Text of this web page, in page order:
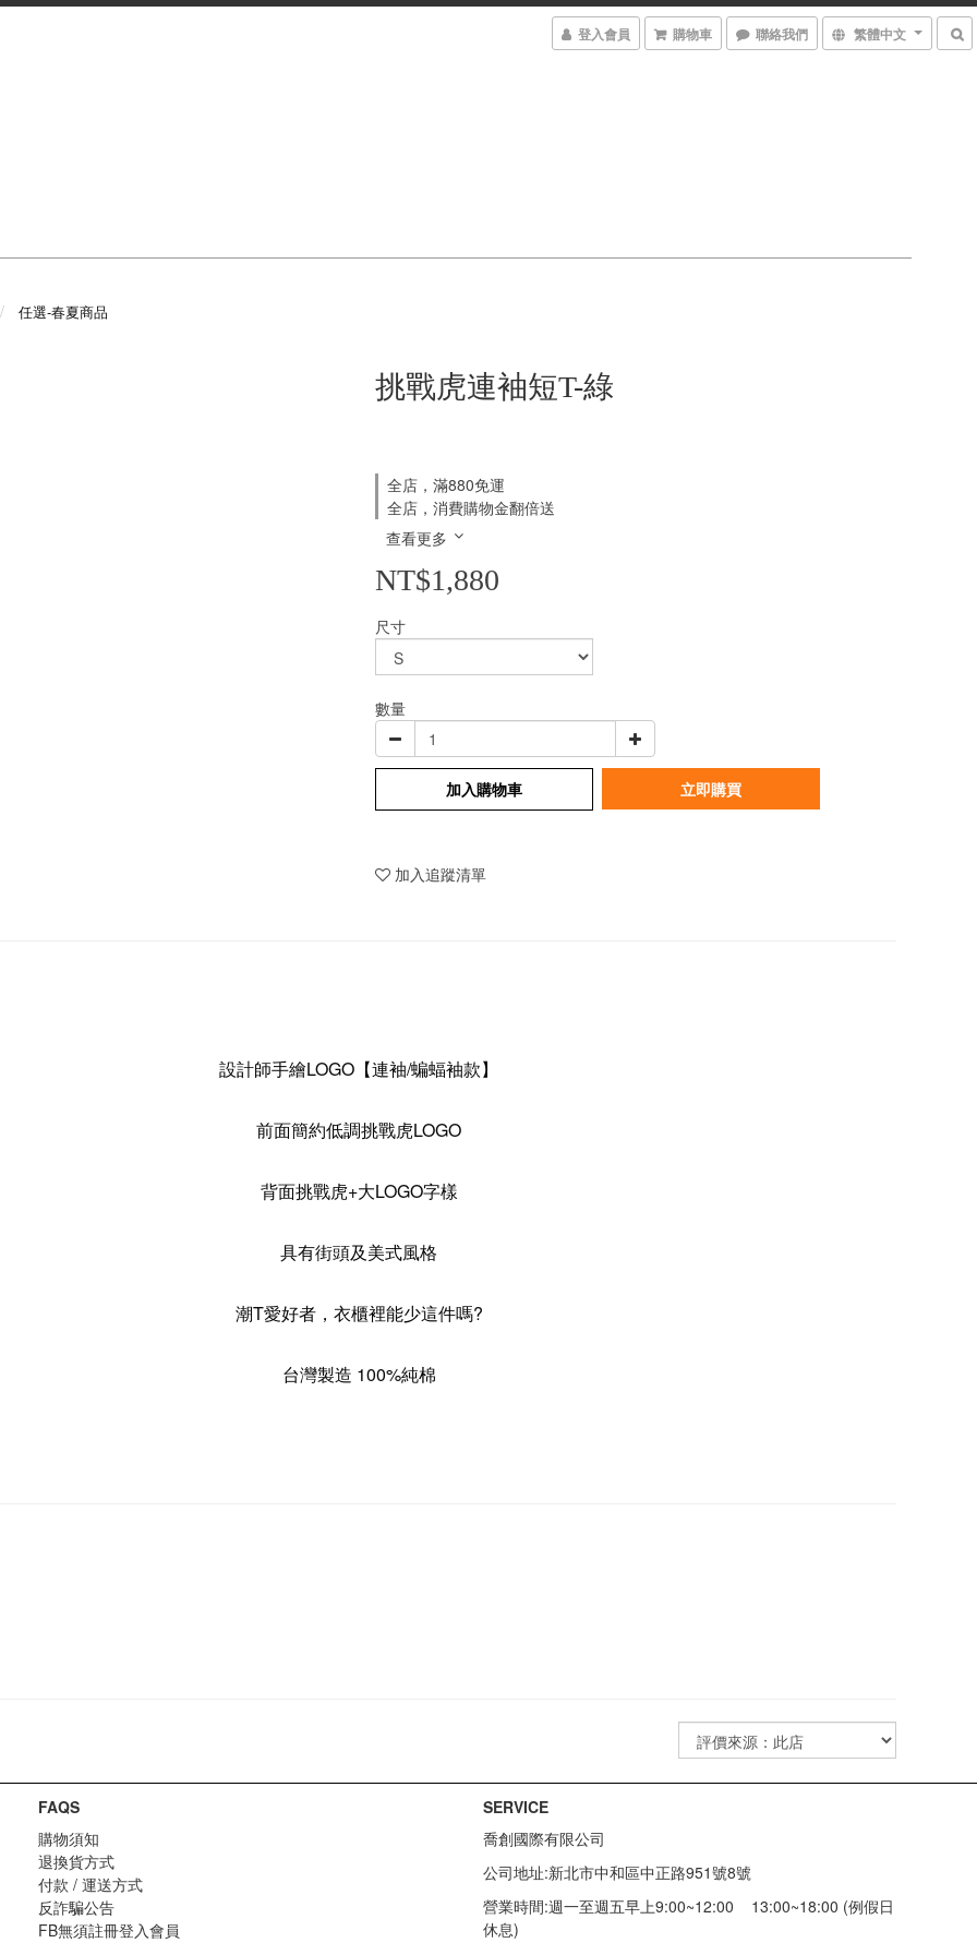
登入會員 購物車 聯絡我們 繁體中文
任選-春夏商品
挑戰虎連袖短T-綠
全店，滿880免運
全店，消費購物金翻倍送
查看更多
NT$1,880
尺寸
數量
加入購物車 立即購買
加入追蹤清單
設計師手繪LOGO【連袖/蝙蝠袖款】
前面簡約低調挑戰虎LOGO
背面挑戰虎+大LOGO字樣
具有街頭及美式風格
潮T愛好者，衣櫃裡能少這件嗎?
台灣製造 100%純棉
FAQS
購物須知
退換貨方式
付款 / 運送方式
反詐騙公告
FB無須註冊登入會員
SERVICE
喬創國際有限公司
公司地址:新北市中和區中正路951號8號
營業時間:週一至週五早上9:00~12:00 13:00~18:00 (例假日
休息)